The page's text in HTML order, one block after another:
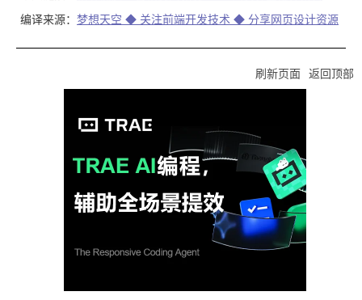
编译来源： 梦想天空 ◆ 关注前端开发技术 ◆ 分享网页设计资源
刷新页面 返回顶部